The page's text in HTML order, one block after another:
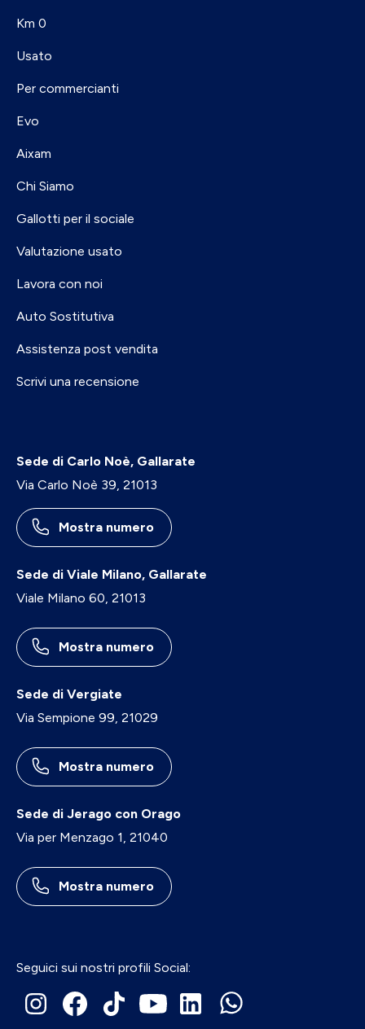
Km 0
Usato
Per commercianti
Evo
Aixam
Chi Siamo
Gallotti per il sociale
Valutazione usato
Lavora con noi
Auto Sostitutiva
Assistenza post vendita
Scrivi una recensione
Sede di Carlo Noè, Gallarate
Via Carlo Noè 39, 21013
Mostra numero
Sede di Viale Milano, Gallarate
Viale Milano 60, 21013
Mostra numero
Sede di Vergiate
Via Sempione 99, 21029
Mostra numero
Sede di Jerago con Orago
Via per Menzago 1, 21040
Mostra numero
Seguici sui nostri profili Social: